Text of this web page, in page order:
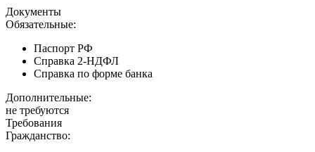
Документы
Обязательные:
Паспорт РФ
Справка 2-НДФЛ
Справка по форме банка
Дополнительные:
не требуются
Требования
Гражданство: